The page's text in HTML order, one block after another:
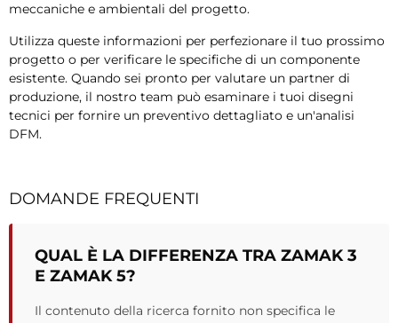
meccaniche e ambientali del progetto.
Utilizza queste informazioni per perfezionare il tuo prossimo
progetto o per verificare le specifiche di un componente
esistente. Quando sei pronto per valutare un partner di
produzione, il nostro team può esaminare i tuoi disegni
tecnici per fornire un preventivo dettagliato e un'analisi
DFM.
DOMANDE FREQUENTI
QUAL È LA DIFFERENZA TRA ZAMAK 3
E ZAMAK 5?
Il contenuto della ricerca fornito non specifica le